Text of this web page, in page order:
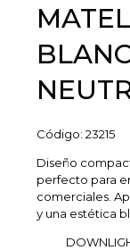
Código: 23215
Diseño
perfecto para
comerciales.
y una estética